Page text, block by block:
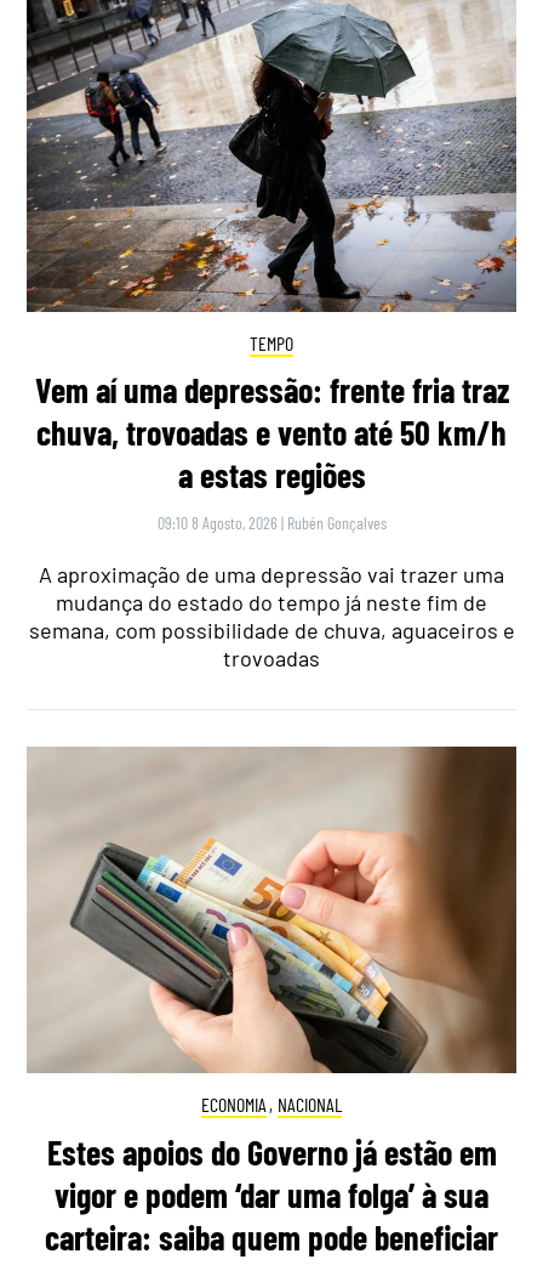
TEMPO
Vem aí uma depressão: frente fria traz
chuva, trovoadas e vento até 50 km/h
a estas regiões
09:10 8 Agosto, 2026 | Rubén Gonçalves
A aproximação de uma depressão vai trazer uma
mudança do estado do tempo já neste fim de
semana, com possibilidade de chuva, aguaceiros e
trovoadas
ECONOMIA , NACIONAL
Estes apoios do Governo já estão em
vigor e podem ‘dar uma folga’ à sua
carteira: saiba quem pode beneficiar